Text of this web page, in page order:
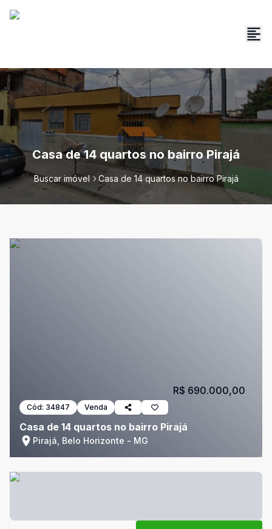
Casa de 14 quartos no bairro Pirajá
Buscar imóvel Casa de 14 quartos no bairro Pirajá
Cód: 34847 Venda
Casa de 14 quartos no bairro Pirajá
Pirajá, Belo Horizonte - MG
R$ 690.000,00